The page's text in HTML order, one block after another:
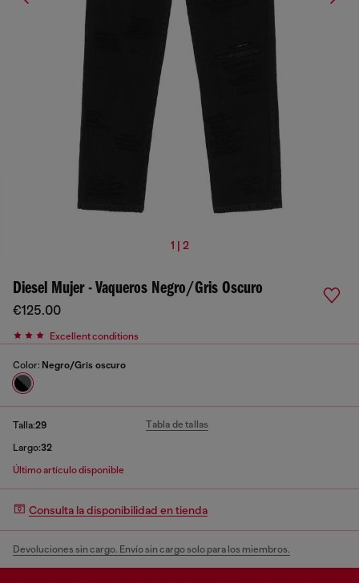
1 | 2
Diesel Mujer - Vaqueros Negro/Gris Oscuro
€125.00
Excellent conditions
Color: Negro/Gris oscuro
Talla:29 Tabla de tallas
Largo:32
Último artículo disponible
Consulta la disponibilidad en tienda
Devoluciones sin cargo. Envío sin cargo solo para los miembros.